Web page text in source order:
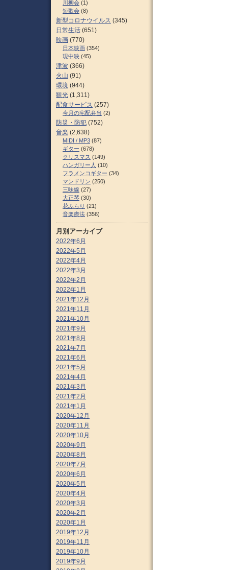
川柳会 (1)
短歌会 (8)
新型コロナウイルス (345)
日常生活 (651)
映画 (770)
日本映画 (354)
現中映 (45)
津波 (366)
火山 (91)
環境 (944)
観光 (1,311)
配食サービス (257)
今月の宅配弁当 (2)
防災・防犯 (752)
音楽 (2,638)
MIDI / MP3 (87)
ギター (678)
クリスマス (149)
ハンガリー人 (10)
フラメンコギター (34)
マンドリン (250)
三味線 (27)
大正琴 (30)
花ふらり (21)
音楽療法 (356)
月別アーカイブ
2022年6月
2022年5月
2022年4月
2022年3月
2022年2月
2022年1月
2021年12月
2021年11月
2021年10月
2021年9月
2021年8月
2021年7月
2021年6月
2021年5月
2021年4月
2021年3月
2021年2月
2021年1月
2020年12月
2020年11月
2020年10月
2020年9月
2020年8月
2020年7月
2020年6月
2020年5月
2020年4月
2020年3月
2020年2月
2020年1月
2019年12月
2019年11月
2019年10月
2019年9月